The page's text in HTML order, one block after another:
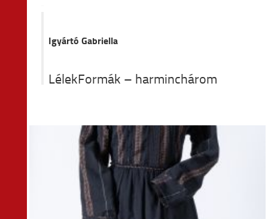
Igyártó Gabriella
LélekFormák – harminchárom